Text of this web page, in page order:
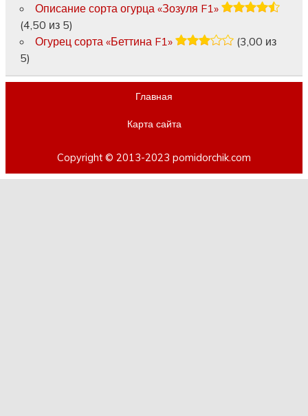
Описание сорта огурца «Зозуля F1»
(4,50 из 5)
Огурец сорта «Беттина F1»
(3,00 из
5)
Главная
Карта сайта
Copyright © 2013-2023 pomidorchik.com